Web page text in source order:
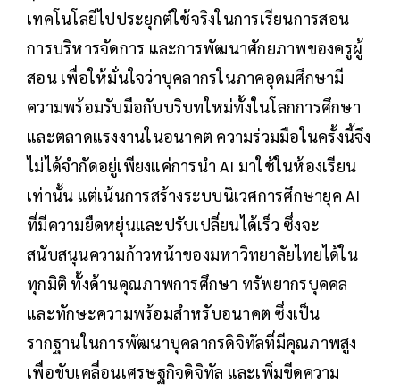
เทคโนโลยีไปประยุกต์ใช้จริงในการเรียนการสอน
การบริหารจัดการ และการพัฒนาศักยภาพของครูผู้
สอน เพื่อให้มั่นใจว่าบุคลากรในภาคอุดมศึกษามี
ความพร้อมรับมือกับบริบทใหม่ทั้งในโลกการศึกษา
และตลาดแรงงานในอนาคต ความร่วมมือในครั้งนี้จึง
ไม่ได้จำกัดอยู่เพียงแค่การนำ AI มาใช้ในห้องเรียน
เท่านั้น แต่เน้นการสร้างระบบนิเวศการศึกษายุค AI
ที่มีความยืดหยุ่นและปรับเปลี่ยนได้เร็ว ซึ่งจะ
สนับสนุนความก้าวหน้าของมหาวิทยาลัยไทยได้ใน
ทุกมิติ ทั้งด้านคุณภาพการศึกษา ทรัพยากรบุคคล
และทักษะความพร้อมสำหรับอนาคต ซึ่งเป็น
รากฐานในการพัฒนาบุคลากรดิจิทัลที่มีคุณภาพสูง
เพื่อขับเคลื่อนเศรษฐกิจดิจิทัล และเพิ่มขีดความ